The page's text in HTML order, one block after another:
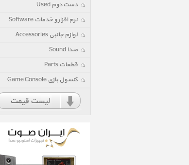
دست دوم Used
نرم افزار و خدمات Software
لوازم جانبی Accessories
صدا Sound
قطعات Parts
کنسول بازی Game Console